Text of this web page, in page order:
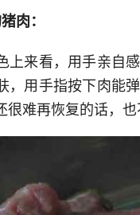
肉：
上来看，用手亲自
，用手指按下肉能
很难再恢复的话，也